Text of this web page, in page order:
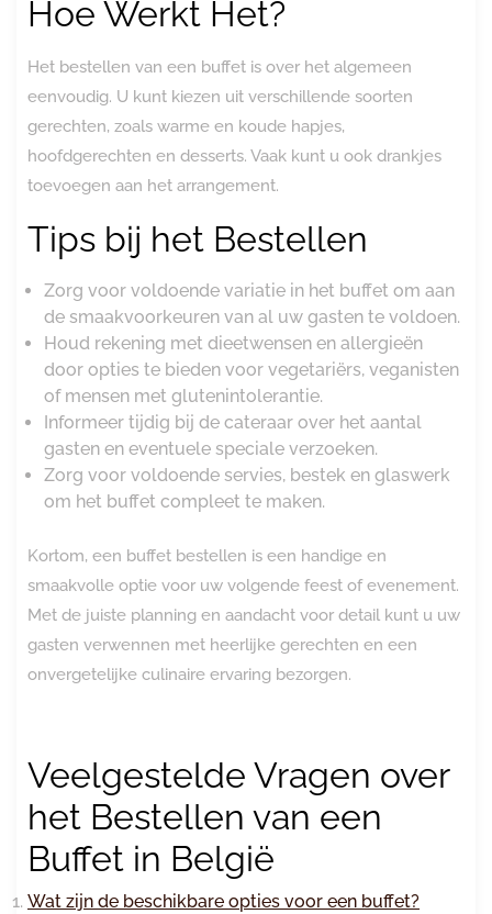
Hoe Werkt Het?
Het bestellen van een buffet is over het algemeen
eenvoudig. U kunt kiezen uit verschillende soorten
gerechten, zoals warme en koude hapjes,
hoofdgerechten en desserts. Vaak kunt u ook drankjes
toevoegen aan het arrangement.
Tips bij het Bestellen
Zorg voor voldoende variatie in het buffet om aan
de smaakvoorkeuren van al uw gasten te voldoen.
Houd rekening met dieetwensen en allergieën
door opties te bieden voor vegetariërs, veganisten
of mensen met glutenintolerantie.
Informeer tijdig bij de cateraar over het aantal
gasten en eventuele speciale verzoeken.
Zorg voor voldoende servies, bestek en glaswerk
om het buffet compleet te maken.
Kortom, een buffet bestellen is een handige en
smaakvolle optie voor uw volgende feest of evenement.
Met de juiste planning en aandacht voor detail kunt u uw
gasten verwennen met heerlijke gerechten en een
onvergetelijke culinaire ervaring bezorgen.
Veelgestelde Vragen over
het Bestellen van een
Buffet in België
Wat zijn de beschikbare opties voor een buffet?